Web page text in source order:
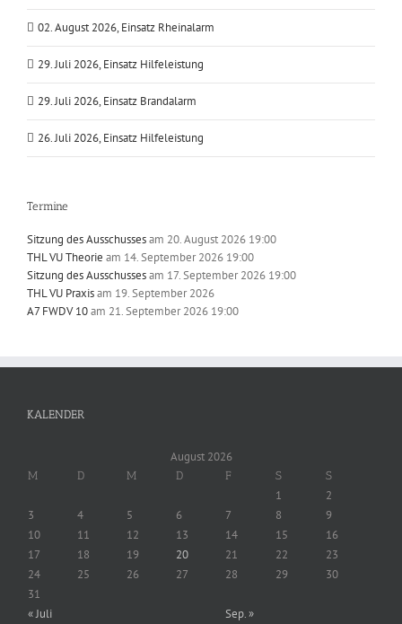
02. August 2026, Einsatz Rheinalarm
29. Juli 2026, Einsatz Hilfeleistung
29. Juli 2026, Einsatz Brandalarm
26. Juli 2026, Einsatz Hilfeleistung
Termine
Sitzung des Ausschussesam 20. August 2026 19:00
THL VU Theorie am 14. September 2026 19:00
Sitzung des Ausschussesam 17. September 2026 19:00
THL VU Praxisam 19. September 2026
A7 FWDV 10am 21. September 2026 19:00
KALENDER
August 2026
M D M D F S S
1
2
3
4 5 6 7 8
9
10
11 12 13 14 15
16
17
18 19 20 21 22
23
24
25 26 27 28 29
30
31
« Juli
Sep. »